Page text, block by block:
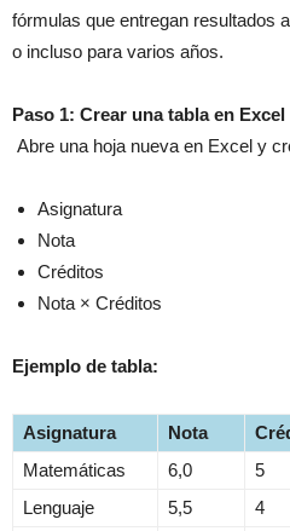
fórmulas que entregan resultados
o incluso para varios años.
Paso 1: Crear una tabla en Excel
Abre una hoja nueva en Excel y
Asignatura
Nota
Créditos
Nota × Créditos
Ejemplo de tabla:
Asignatura Nota
Matemáticas
6,0 5
Lenguaje
5,5 4